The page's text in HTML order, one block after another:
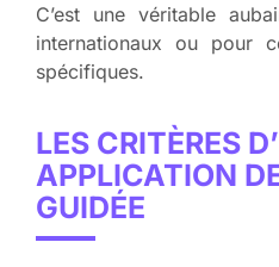
C’est une véritable
internationaux ou pour
spécifiques.
LES CRITÈRES
APPLICATION
GUIDÉE